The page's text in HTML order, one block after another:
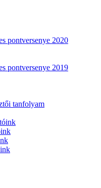
pontversenye 2020
pontversenye 2019
tanfolyam